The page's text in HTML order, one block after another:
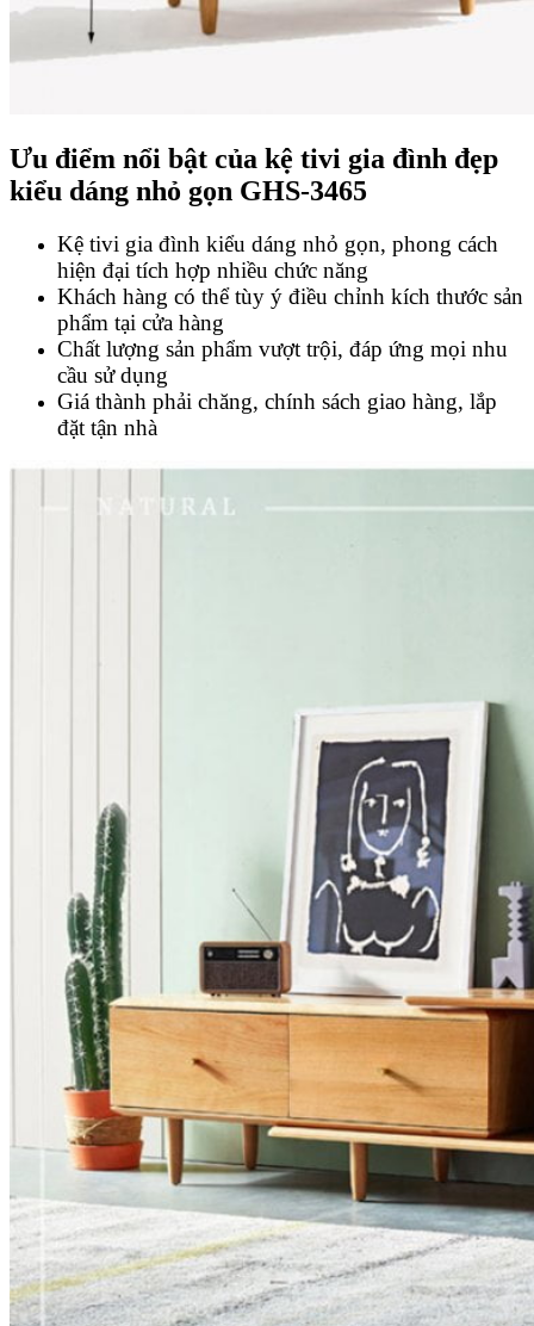
Ưu điểm nổi bật của kệ tivi gia đình đẹp
kiểu dáng nhỏ gọn GHS-3465
Kệ tivi gia đình kiểu dáng nhỏ gọn, phong cách
hiện đại tích hợp nhiều chức năng
Khách hàng có thể tùy ý điều chỉnh kích thước sản
phẩm tại cửa hàng
Chất lượng sản phẩm vượt trội, đáp ứng mọi nhu
cầu sử dụng
Giá thành phải chăng, chính sách giao hàng, lắp
đặt tận nhà